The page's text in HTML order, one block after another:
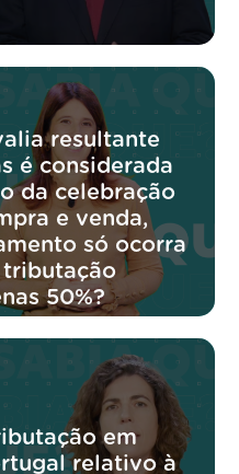
resultante
é considerada
da celebração
e venda,
só ocorra
tributação
50%?
em
relativo à